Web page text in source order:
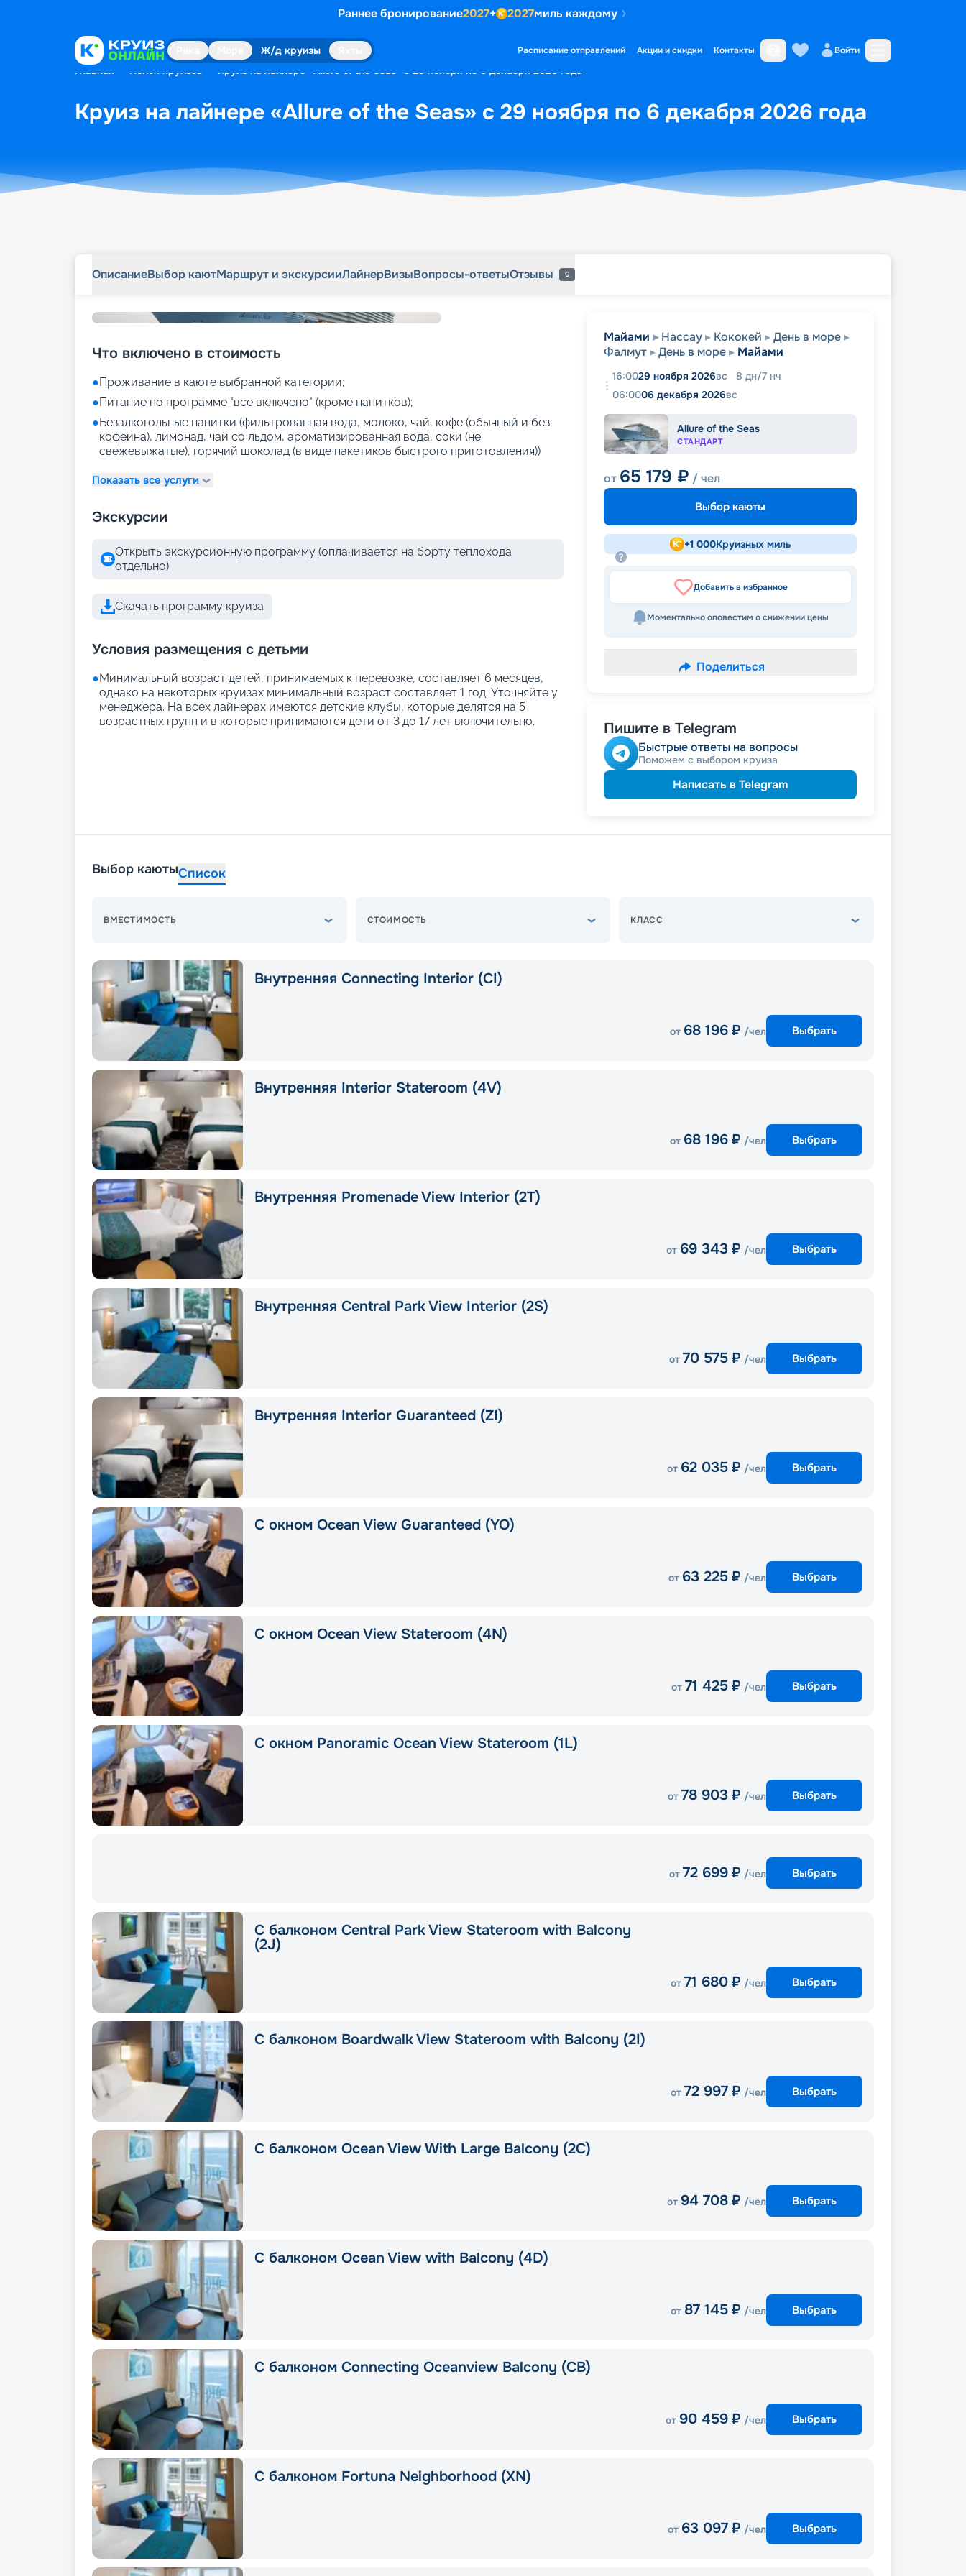
Раннее бронирование2027+ 2027миль каждому
Ж/д круизы Расписание отправлений Акции и скидки Контакты Войти
Главная Поиск круизов Круиз на лайнере «Allure of the Seas» с 29 ноября по 6 декабря 2026 года
Круиз на лайнере «Allure of the Seas» с 29 ноября по 6 декабря 2026 года
ОписаниеВыбор каютМаршрут и экскурсииЛайнерВизыВопросы-ответыОтзывы 0
Что включено в стоимость
●Проживание в каюте выбранной категории;
●Питание по программе "все включено" (кроме напитков);
●Безалкогольные напитки (фильтрованная вода, молоко, чай, кофе (обычный и без
кофеина), лимонад, чай со льдом, ароматизированная вода, соки (не
свежевыжатые), горячий шоколад (в виде пакетиков быстрого приготовления))
Показать все услуги
Экскурсии
Открыть экскурсионную программу (оплачивается на борту теплохода
отдельно)
Скачать программу круиза
Условия размещения с детьми
●Минимальный возраст детей, принимаемых к перевозке, составляет 6 месяцев,
однако на некоторых круизах минимальный возраст составляет 1 год. Уточняйте у
менеджера. На всех лайнерах имеются детские клубы, которые делятся на 5
возрастных групп и в которые принимаются дети от 3 до 17 лет включительно.
Майами Нассау Кококей
День в море
Фалмут
День в море Майами
16:0029 ноября 2026вс 8 дн/7 нч
06:0006 декабря 2026вс
Allure of the Seas
СТАНДАРТ
от 65 179 ₽ / чел
Выбор каюты
+1 000Круизных миль
Добавить в избранное
Моментально оповестим о снижении цены
Поделиться
Пишите в Telegram
Быстрые ответы на вопросы
Поможем с выбором круиза
Написать в Telegram
Выбор каютыСписок
ВМЕСТИМОСТЬ СТОИМОСТЬ КЛАСС
Внутренняя Connecting Interior (CI)
от 68 196 ₽ /чел Выбрать
Внутренняя Interior Stateroom (4V)
от 68 196 ₽ /чел Выбрать
Внутренняя Promenade View Interior (2T)
от 69 343 ₽ /чел Выбрать
Внутренняя Central Park View Interior (2S)
от 70 575 ₽ /чел Выбрать
Внутренняя Interior Guaranteed (ZI)
от 62 035 ₽ /чел Выбрать
С окном Ocean View Guaranteed (YO)
от 63 225 ₽ /чел Выбрать
С окном Ocean View Stateroom (4N)
от 71 425 ₽ /чел Выбрать
С окном Panoramic Ocean View Stateroom (1L)
от 78 903 ₽ /чел Выбрать
от 72 699 ₽ /чел Выбрать
С балконом Central Park View Stateroom with Balcony
(2J)
от 71 680 ₽ /чел Выбрать
С балконом Boardwalk View Stateroom with Balcony (2I)
от 72 997 ₽ /чел Выбрать
С балконом Ocean View With Large Balcony (2C)
от 94 708 ₽ /чел Выбрать
С балконом Ocean View with Balcony (4D)
от 87 145 ₽ /чел Выбрать
С балконом Connecting Oceanview Balcony (CB)
от 90 459 ₽ /чел Выбрать
С балконом Fortuna Neighborhood (XN)
от 63 097 ₽ /чел Выбрать